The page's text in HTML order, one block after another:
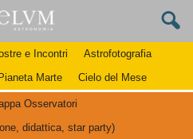
e Incontri
Astrofotografia
Pianeta Marte Cielo del Mese
Osservatori
didattica, star party)